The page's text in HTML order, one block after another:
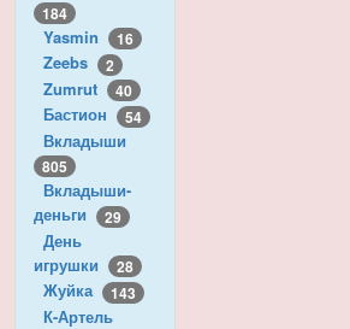
184
Yasmin 16
Zeebs 2
Zumrut 40
Бастион 54
Вкладыши
805
Вкладыши-
деньги
29
День
игрушки
28
Жуйка 143
К-Артель